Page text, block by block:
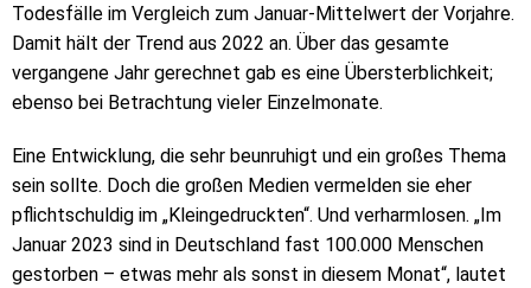
Todesfälle im Vergleich zum Januar-Mittelwert der Vorjahre.
Damit hält der Trend aus 2022 an. Über das gesamte
vergangene Jahr gerechnet gab es eine Übersterblichkeit;
ebenso bei Betrachtung vieler Einzelmonate.
Eine Entwicklung, die sehr beunruhigt und ein großes Thema
sein sollte. Doch die großen Medien vermelden sie eher
pflichtschuldig im „Kleingedruckten“. Und verharmlosen. „Im
Januar 2023 sind in Deutschland fast 100.000 Menschen
gestorben – etwas mehr als sonst in diesem Monat“, lautet